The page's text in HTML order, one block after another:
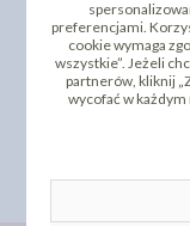
MAKAR - DYNIA
100G
cena:3,48
preferencjami.
cookie wymaga
wszystkie”. Jeżeli
partnerów, kliknij
wycofać w